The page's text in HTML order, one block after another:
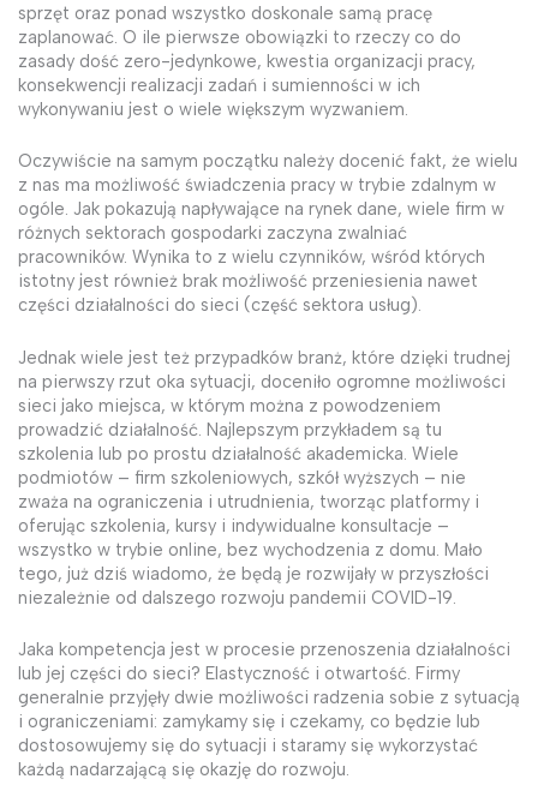
sprzęt oraz ponad wszystko doskonale samą pracę
zaplanować. O ile pierwsze obowiązki to rzeczy co do
zasady dość zero-jedynkowe, kwestia organizacji pracy,
konsekwencji realizacji zadań i sumienności w ich
wykonywaniu jest o wiele większym wyzwaniem.
Oczywiście na samym początku należy docenić fakt, że wielu
z nas ma możliwość świadczenia pracy w trybie zdalnym w
ogóle. Jak pokazują napływające na rynek dane, wiele firm w
różnych sektorach gospodarki zaczyna zwalniać
pracowników. Wynika to z wielu czynników, wśród których
istotny jest również brak możliwość przeniesienia nawet
części działalności do sieci (część sektora usług).
Jednak wiele jest też przypadków branż, które dzięki trudnej
na pierwszy rzut oka sytuacji, doceniło ogromne możliwości
sieci jako miejsca, w którym można z powodzeniem
prowadzić działalność. Najlepszym przykładem są tu
szkolenia lub po prostu działalność akademicka. Wiele
podmiotów – firm szkoleniowych, szkół wyższych – nie
zważa na ograniczenia i utrudnienia, tworząc platformy i
oferując szkolenia, kursy i indywidualne konsultacje –
wszystko w trybie online, bez wychodzenia z domu. Mało
tego, już dziś wiadomo, że będą je rozwijały w przyszłości
niezależnie od dalszego rozwoju pandemii COVID-19.
Jaka kompetencja jest w procesie przenoszenia działalności
lub jej części do sieci? Elastyczność i otwartość. Firmy
generalnie przyjęły dwie możliwości radzenia sobie z sytuacją
i ograniczeniami: zamykamy się i czekamy, co będzie lub
dostosowujemy się do sytuacji i staramy się wykorzystać
każdą nadarzającą się okazję do rozwoju.